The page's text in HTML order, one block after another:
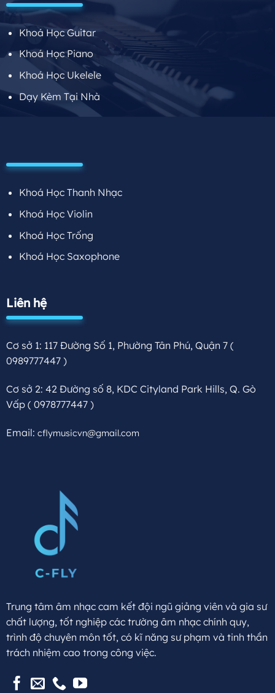
Khoá Học Guitar
Khoá Học Piano
Khoá Học Ukelele
Dạy Kèm Tại Nhà
Khoá Học Thanh Nhạc
Khoá Học Violin
Khoá Học Trống
Khoá Học Saxophone
Liên hệ
Cơ sở 1: 117 Đường Số 1, Phường Tân Phú, Quận 7 (
0989777447 )
Cơ sở 2: 42 Đường số 8, KDC Cityland Park Hills, Q. Gò
Vấp( 0978777447 )
Email: cflymusicvn@gmail.com
Trung tâm âm nhạc cam kết đội ngũ giảng viên và gia sư
chất lượng, tốt nghiệp các trường âm nhạc chính quy,
trình độ chuyên môn tốt, có kĩ năng sư phạm và tinh thần
trách nhiệm cao trong công việc.